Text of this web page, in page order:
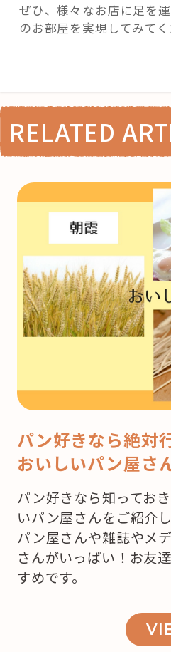
ぜひ、様々なお店に足を
のお部屋を実現してみて
RELATED
パン好きなら絶対
おいしいパン屋さ
パン好きなら知ってお
いパン屋さんをご紹介
パン屋さんや雑誌やメ
さんがいっぱい！お友
すめです。